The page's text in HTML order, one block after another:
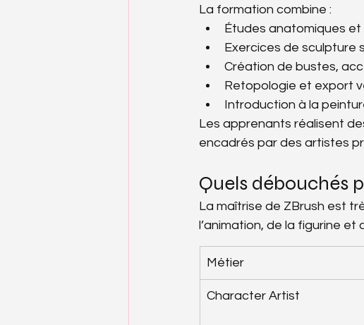
La formation combine :
Études anatomiques
Exercices de sculpture
Création de bustes,
Retopologie et export
Introduction à la
Les apprenants réalisent
encadrés par des artistes
Quels débouchés
La maîtrise de ZBrush est
l’animation, de la figurine et
Métier
Character Artist